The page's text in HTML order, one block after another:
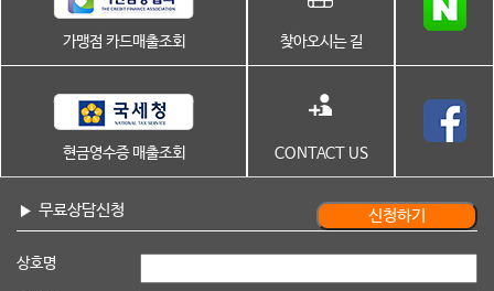
가맹점 카드매출조회 찾아오시는 길
현금영수증 매출조회 CONTACT US
무료상담신청
상호명